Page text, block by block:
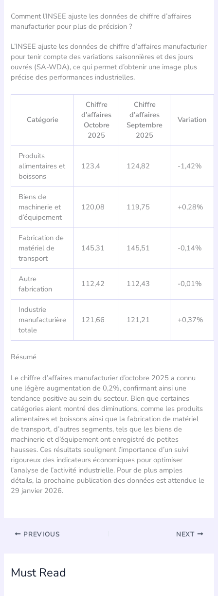
Comment l’INSEE ajuste les données de chiffre d’affaires
manufacturier pour plus de précision ?
L’INSEE ajuste les données de chiffre d’affaires manufacturier
pour tenir compte des variations saisonnières et des jours
ouvrés (SA-WDA), ce qui permet d’obtenir une image plus
précise des performances industrielles.
Catégorie
Chiffre
d’affaires
Octobre
2025
Chiffre
d’affaires
Septembre
2025
Variation
Produits
alimentaires et
boissons
123,4 124,82 -1,42%
Biens de
machinerie et
d’équipement
120,08 119,75 +0,28%
Fabrication de
matériel de
transport
145,31 145,51 -0,14%
Autre
fabrication
112,42 112,43 -0,01%
Industrie
manufacturière
totale
121,66 121,21 +0,37%
Résumé
Le chiffre d’affaires manufacturier d’octobre 2025 a connu
une légère augmentation de 0,2%, confirmant ainsi une
tendance positive au sein du secteur. Bien que certaines
catégories aient montré des diminutions, comme les produits
alimentaires et boissons ainsi que la fabrication de matériel
de transport, d’autres segments, tels que les biens de
machinerie et d’équipement ont enregistré de petites
hausses. Ces résultats soulignent l’importance d’un suivi
rigoureux des indicateurs économiques pour optimiser
l’analyse de l’activité industrielle. Pour de plus amples
détails, la prochaine publication des données est attendue le
29 janvier 2026.
PREVIOUS NEXT
Must Read